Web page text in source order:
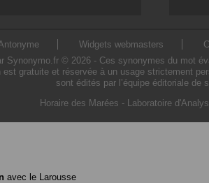
Widgets webmasters
Synonymo.fr © 2026 - Ces synonymes du mot
gratuite et réservée à un usage strictement
sont édités par l’équipe éditoriale de
Horaire des Marées - Laboratoire
avec le Larousse